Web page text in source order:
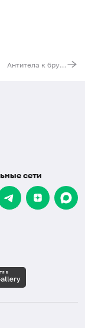
Антитела к бруцеллам (Brucella, IgА)
сети